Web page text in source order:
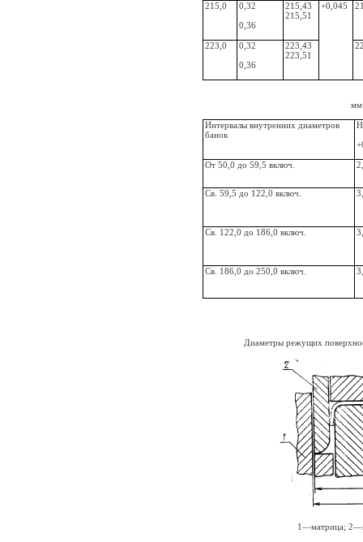
215,0
0,32
0,36
215,43
215,51
+0,045
223,0
0,32
0,36
223,43
223,51
мм
Интервалы внутренних диаметров
банок
От 50,0 до 59,5 включ.
Св. 59,5 до 122,0 включ.
Св. 122,0 до 186,0 включ.
Св. 186,0 до 250,0 включ.
Диаметры режущих
1—матрица;